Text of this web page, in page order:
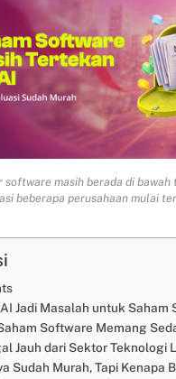
software masih berada di bawah
beberapa perusahaan mulai
Jadi Masalah untuk Saham
Software Memang
Jauh dari Sektor Teknologi
Sudah Murah, Tapi Kenapa